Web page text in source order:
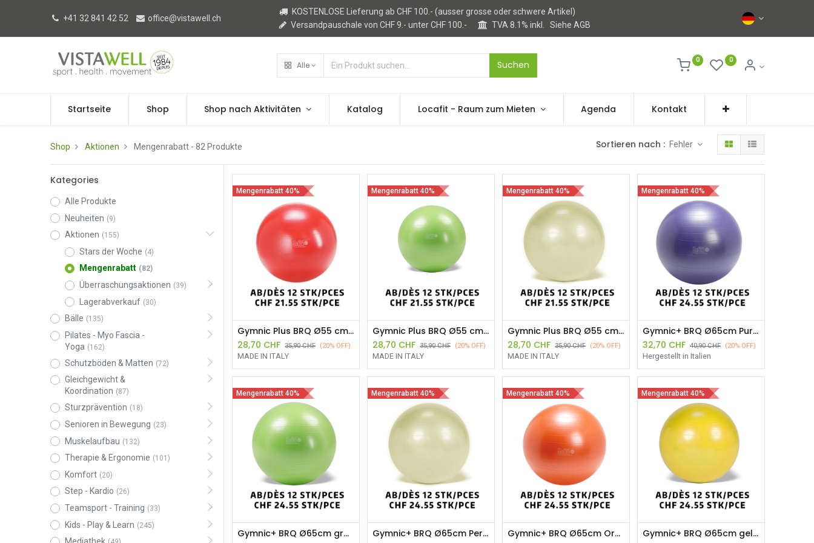
+41 32 841 42 52 office@vistawell.ch
KOSTENLOSE Lieferung ab CHF 100.- (ausser grosse oder schwere Artikel)
Versandpauschale von CHF 9.- unter CHF 100.-
TVA 8.1% inkl.Siehe AGB
Alle Suchen 0 0
Startseite Shop Shop nach Aktivitäten Katalog Locafit - Raum zum Mieten Agenda Kontakt
Shop Aktionen Mengenrabatt- 82 Produkte Sortieren nach : Fehler
Kategories
Alle Produkte
Neuheiten (9)
Aktionen (155)
Stars der Woche (4)
Mengenrabatt (82)
Überraschungsaktionen (39)
Lagerabverkauf (30)
Bälle (135)
Pilates - Myo Fascia -
Yoga (162)
Schutzböden & Matten (72)
Gleichgewicht &
Koordination (87)
Sturzprävention (18)
Senioren in Bewegung (23)
Muskelaufbau (132)
Therapie & Ergonomie (101)
Komfort (20)
Step - Kardio (26)
Teamsport - Training (33)
Kids - Play & Learn (245)
Gymnic Plus BRQ Ø55 cm Rot ab 12 Stück
28,70 CHF 35,90CHF (20% OFF)
MADE IN ITALY
Mengenrabatt 40%
Gymnic Plus BRQ Ø55 cm Grün ab 12 Stück
28,70 CHF 35,90CHF (20% OFF)
MADE IN ITALY
Mengenrabatt 40%
Gymnic Plus BRQ Ø55 cm Perla ab 12 Stück
28,70 CHF 35,90CHF (20% OFF)
MADE IN ITALY
Mengenrabatt 40%
Gymnic+ BRQ Ø65cm Purple ab 12 Stück
32,70 CHF 40,90CHF (20% OFF)
Hergestellt in Italien
Mengenrabatt 40%
Gymnic+ BRQ Ø65cm grün ab 12 Stück
Mengenrabatt 40%
Gymnic+ BRQ Ø65cm Perla ab 12 Stück
Mengenrabatt 40%
Gymnic+ BRQ Ø65cm Orange ab 12 Stück
Mengenrabatt 40%
Gymnic+ BRQ Ø65cm gelb ab 12 Stück
Mengenrabatt 40%